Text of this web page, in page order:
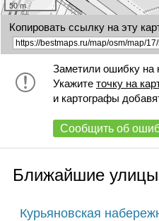
50 m
Копировать ссылку на эту
Заметили ошибку на
Укажите точку на
и картографы
Сообщить об
Ближайшие улицы
Курьяновская